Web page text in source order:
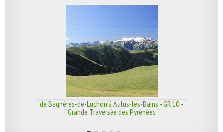
de Bagnères-de-Luchon à Aulus-les-Bains - GR 10 -
Grande Traversée des Pyrénées